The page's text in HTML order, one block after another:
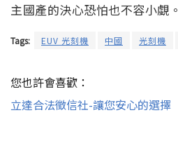
主國產的決心恐怕也不容小覷。
Tags: EUV 光刻機 中國 光刻機
您也許會喜歡：
立達合法徵信社-讓您安心的選擇